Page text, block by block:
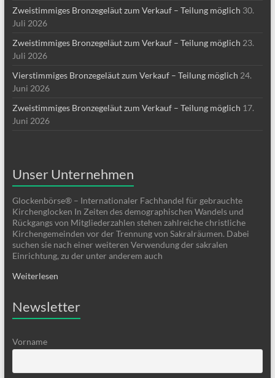
Zweistimmiges Bronzegeläut zum Verkauf – Teilung möglich 30.
Juli 2026
Zweistimmiges Bronzegeläut zum Verkauf – Teilung möglich 23.
Juli 2026
Vierstimmiges Bronzegeläut zum Verkauf – Teilung möglich 24.
Juni 2026
Zweistimmiges Bronzegeläut zum Verkauf – Teilung möglich 17.
Juni 2026
Unser Unternehmen
Glockenbörse® – Internationaler Fachhandel für gebrauchte
Kirchenglocken In Zeiten des demographischen Wandels und
Rückgangs von Mitgliederzahlen stehen zahlreiche christliche
Kirchengemeinden vor der Trennung von Sakralräumen. Dabei
suchen sie nach einer weiteren Verwendung der sakralen
Einrichtung, zu der unter anderem auch
Weiterlesen
Newsletter
Vorname